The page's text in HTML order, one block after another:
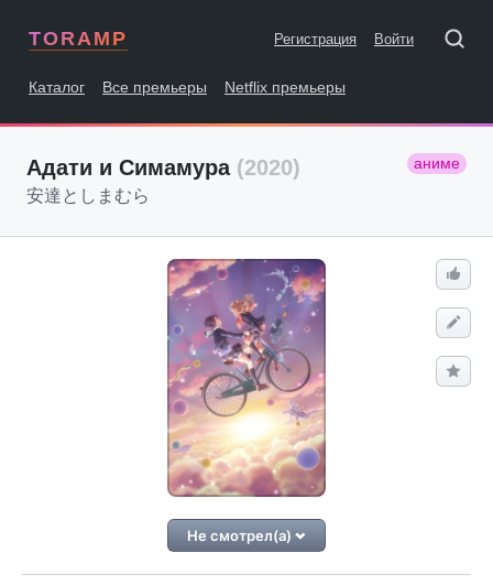
TORAMP Регистрация Войти
Каталог Все премьеры Netflix премьеры
Адати и Симамура (2020) аниме
安達としまむら
Не смотрел(а)